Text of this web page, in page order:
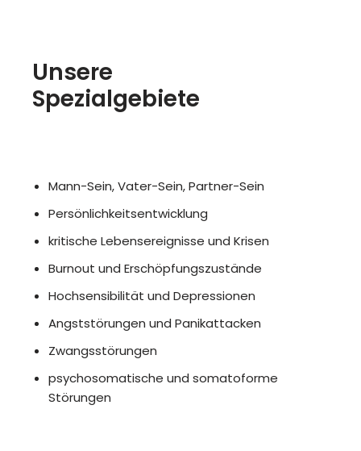
Unsere
Spezialgebiete
Mann-Sein, Vater-Sein, Partner-Sein
Persönlichkeitsentwicklung
kritische Lebensereignisse und Krisen
Burnout und Erschöpfungszustände
Hochsensibilität und Depressionen
Angststörungen und Panikattacken
Zwangsstörungen
psychosomatische und somatoforme
Störungen